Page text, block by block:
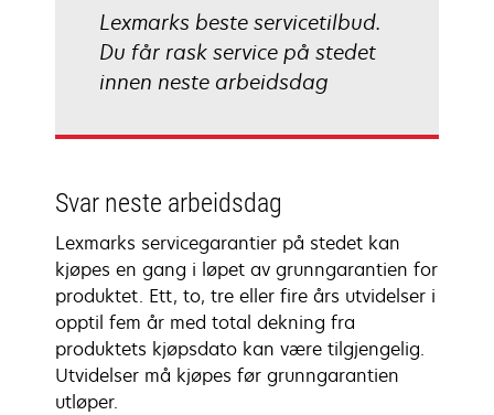
Lexmarks beste servicetilbud.
Du får rask service på stedet
innen neste arbeidsdag
Svar neste arbeidsdag
Lexmarks servicegarantier på stedet kan
kjøpes en gang i løpet av grunngarantien for
produktet. Ett, to, tre eller fire års utvidelser i
opptil fem år med total dekning fra
produktets kjøpsdato kan være tilgjengelig.
Utvidelser må kjøpes før grunngarantien
utløper.